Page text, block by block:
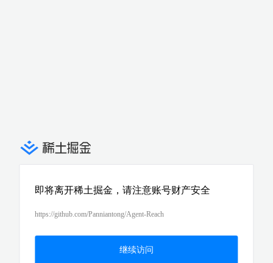
即将离开稀土掘金，请注意账号财产安全
https://github.com/Panniantong/Agent-Reach
继续访问